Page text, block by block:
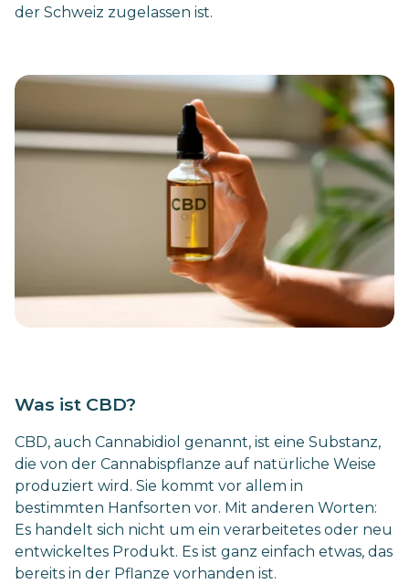
der Schweiz zugelassen ist.
Was ist CBD?
CBD, auch Cannabidiol genannt, ist eine Substanz,
die von der Cannabispflanze auf natürliche Weise
produziert wird. Sie kommt vor allem in
bestimmten Hanfsorten vor. Mit anderen Worten:
Es handelt sich nicht um ein verarbeitetes oder neu
entwickeltes Produkt. Es ist ganz einfach etwas, das
bereits in der Pflanze vorhanden ist.